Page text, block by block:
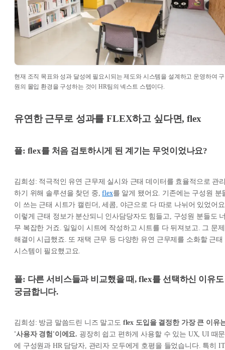
현재 조직 목표와 성과 달성에 필요시되는 제도와 시스템을 설계하고 운영하여
원의 몰입 환경을 구성하는 것이 HR팀의 넥스트 스텝이다.
유연한 근무로 성과를 FLEX하고 싶다면, flex
플: flex를 처음 검토하시게 된 계기는 무엇이었나요?
김희성: 적극적인 유연 근무제 실시와 근태 데이터를 효율적으로 관
하기 위해 솔루션을 찾던 중,flex를 알게 됐어요. 기존에는 구성원 분
이 쓰는 근태 시트가 캘린더, 세콤, 야근으로 다 따로 나뉘어 있었어
이렇게 근태 정보가 분산되니 인사담당자도 힘들고, 구성원 분들도
무 복잡한 거죠. 일일이 시트에 작성하고 시트를 다 뒤져보고. 그 문제
해결이 시급했죠. 또 재택 근무 등 다양한 유연 근무제를 소화할 근태
시스템이 필요했고요.
플: 다른 서비스들과 비교했을 때, flex를 선택하신 이유도
궁금합니다.
김희성: 방금 말씀드린 니즈 말고도 flex 도입을 결정한 가장 큰 이유
'사용자 경험'이에요. 굉장히 쉽고 편하게 사용할 수 있는 UX, UI 때문
에 구성원과 HR 담당자, 관리자 모두에게 호평을 들었습니다. 특히 IT